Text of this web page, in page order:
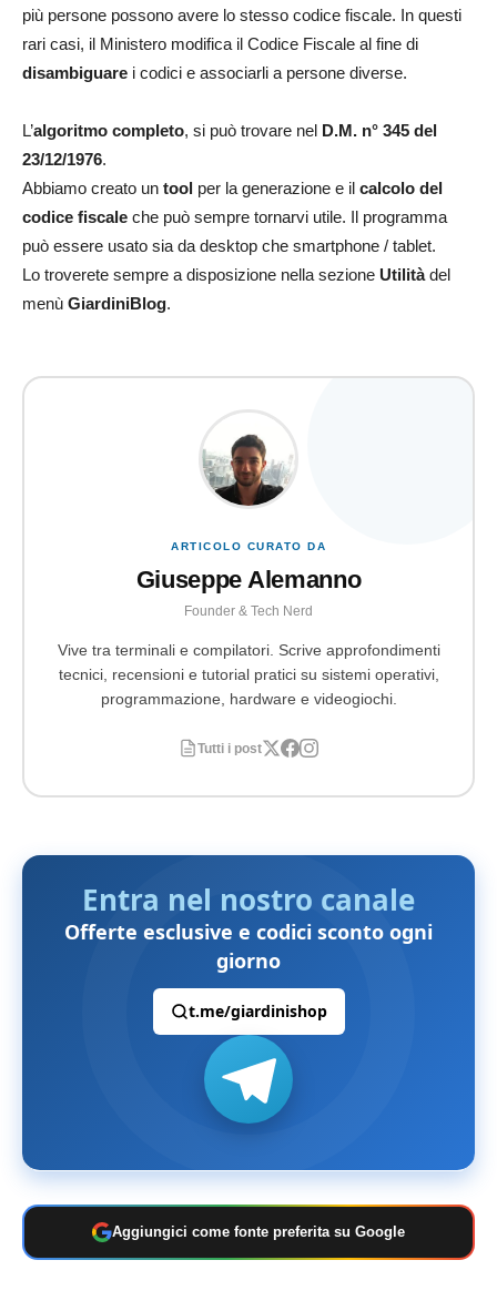
più persone possono avere lo stesso codice fiscale. In questi
rari casi, il Ministero modifica il Codice Fiscale al fine di
disambiguare i codici e associarli a persone diverse.
L’algoritmo completo, si può trovare nel D.M. n° 345 del
23/12/1976.
Abbiamo creato un tool per la generazione e il calcolo del
codice fiscale che può sempre tornarvi utile. Il programma
può essere usato sia da desktop che smartphone / tablet.
Lo troverete sempre a disposizione nella sezione Utilitàdel
menù GiardiniBlog.
ARTICOLO CURATO DA
Giuseppe Alemanno
Founder & Tech Nerd
Vive tra terminali e compilatori. Scrive approfondimenti
tecnici, recensioni e tutorial pratici su sistemi operativi,
programmazione, hardware e videogiochi.
Tutti i post
Entra nel nostro canale
Offerte esclusive e codici sconto ogni
giorno
t.me/giardinishop
Aggiungici come fonte preferita su Google